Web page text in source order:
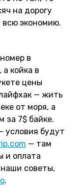
на дорогу
всю экономию.
в
койка в
цены
— жить
от моря, а
за 7$ байке.
условия будут
— там
и оплата
советы,
.